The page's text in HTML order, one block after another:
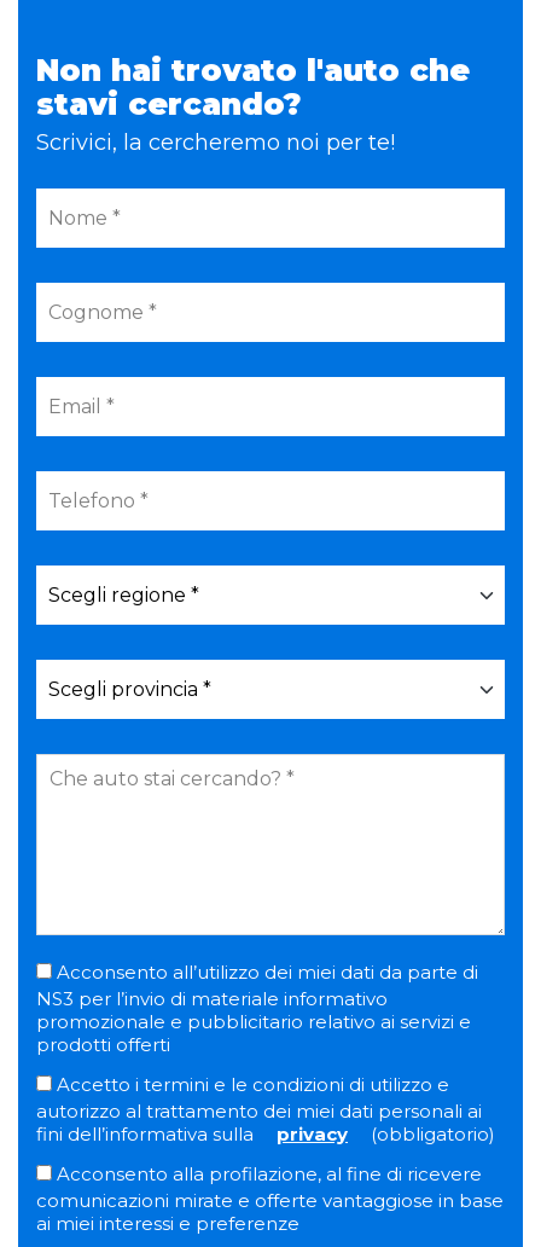
Non hai trovato l'auto che
stavi cercando?
Scrivici, la cercheremo noi per te!
Acconsento all’utilizzo dei miei dati da parte di
NS3 per l’invio di materiale informativo
promozionale e pubblicitario relativo ai servizi e
prodotti offerti
Accetto i termini e le condizioni di utilizzo e
autorizzo al trattamento dei miei dati personali ai
fini dell’informativa sulla
privacy
(obbligatorio)
Acconsento alla profilazione, al fine di ricevere
comunicazioni mirate e offerte vantaggiose in base
ai miei interessi e preferenze